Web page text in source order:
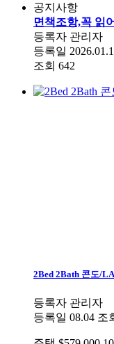
공지사항
면책조항,꼭 읽
등록자 관리자
등록일
조회 642
2Bed 2Bath 콘도/
등록자 관리자
등록일 08.04 조